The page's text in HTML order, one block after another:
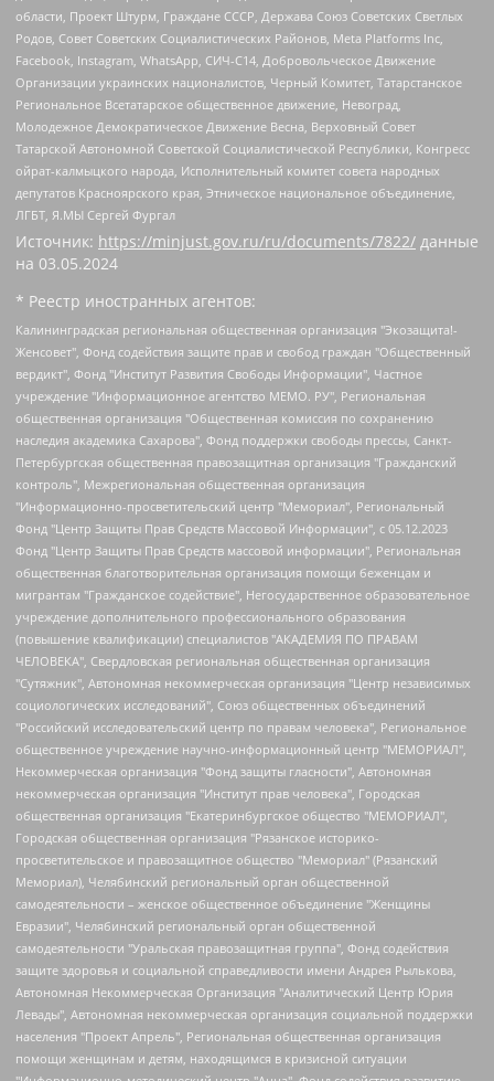
области, Проект Штурм, Граждане СССР, Держава Союз Советских Светлых
Родов, Совет Советских Социалистических Районов, Meta Platforms Inc,
Facebook, Instagram, WhatsApp, СИЧ-С14, Добровольческое Движение
Организации украинских националистов, Черный Комитет, Татарстанское
Региональное Всетатарское общественное движение, Невоград,
Молодежное Демократическое Движение Весна, Верховный Совет
Татарской Автономной Советской Социалистической Республики, Конгресс
ойрат-калмыцкого народа, Исполнительный комитет совета народных
депутатов Красноярского края, Этническое национальное объединение,
ЛГБТ, Я.МЫ Сергей Фургал
Источник: https://minjust.gov.ru/ru/documents/7822/ данные
на 03.05.2024
* Реестр иностранных агентов:
Калининградская региональная общественная организация "Экозащита!-Женсовет", Фонд содействия защите прав и свобод граждан "Общественный вердикт", Фонд "Институт Развития Свободы Информации", Частное учреждение "Информационное агентство МЕМО. РУ", Региональная общественная организация "Общественная комиссия по сохранению наследия академика Сахарова", Фонд поддержки свободы прессы, Санкт-Петербургская общественная правозащитная организация "Гражданский контроль", Межрегиональная общественная организация "Информационно-просветительский центр "Мемориал", Региональный Фонд "Центр Защиты Прав Средств Массовой Информации", с 05.12.2023 Фонд "Центр Защиты Прав Средств массовой информации", Региональная общественная благотворительная организация помощи беженцам и мигрантам "Гражданское содействие", Негосударственное образовательное учреждение дополнительного профессионального образования (повышение квалификации) специалистов "АКАДЕМИЯ ПО ПРАВАМ ЧЕЛОВЕКА", Свердловская региональная общественная организация "Сутяжник", Автономная некоммерческая организация "Центр независимых социологических исследований", Союз общественных объединений "Российский исследовательский центр по правам человека", Региональное общественное учреждение научно-информационный центр "МЕМОРИАЛ", Некоммерческая организация "Фонд защиты гласности", Автономная некоммерческая организация "Институт прав человека", Городская общественная организация "Екатеринбургское общество "МЕМОРИАЛ", Городская общественная организация "Рязанское историко-просветительское и правозащитное общество "Мемориал" (Рязанский Мемориал), Челябинский региональный орган общественной самодеятельности – женское общественное объединение "Женщины Евразии", Челябинский региональный орган общественной самодеятельности "Уральская правозащитная группа", Фонд содействия защите здоровья и социальной справедливости имени Андрея Рылькова, Автономная Некоммерческая Организация "Аналитический Центр Юрия Левады", Автономная некоммерческая организация социальной поддержки населения "Проект Апрель", Региональная общественная организация помощи женщинам и детям, находящимся в кризисной ситуации "Информационно-методический центр "Анна", Фонд содействия развитию массовых коммуникаций и правовому просвещению "Так-так-Так", Фонд содействия устойчивому развитию "Серебряная тайга", Свердловский региональный общественный фонд социальных проектов "Новое время", "Idel.Реалии", Кавказ.Реалии, Крым.Реалии, Телеканал Настоящее Время, Татаро-башкирская служба Радио Свобода (Azatliq Radiosi), Радио Свободная Европа/Радио Свобода (PCE/PC), "Сибирь.Реалии", "Фактограф", Благотворительный фонд помощи осужденным и их семьям, Автономная некоммерческая организация "Институт глобализации и социальных движений", Фонд "В защиту прав заключенных", Частное учреждение "Центр поддержки и содействия развитию средств массовой информации", Пензенский региональный общественный благотворительный фонд "Гражданский союз", "Север.Реалии", Некоммерческая организация Фонд "Правовая инициатива", Общество с ограниченной ответственностью "Радио Свободная Европа/Радио Свобода", Чешское информационное агентство "MEDIUM-ORIENT", Красноярская региональная общественная организация "Мы против СПИДа", Камалягин Денис Николаевич, Маркелов Сергей Евгеньевич, Пономарев Лев Александрович, Савицкая Людмила Алексеевна, Автономная некоммерческая организация "Центр по работе с проблемой насилия "НАСИЛИЮ.НЕТ", Межрегиональный профессиональный союз работников здравоохранения "Альянс врачей", Юридическое лицо, зарегистрированное в Латвийской Республике, SIA "Medusa Project" (регистрационный номер 40103797863, дата регистрации 10.06.2014), Некоммерческая организация "Фонд по борьбе с коррупцией", Автономная некоммерческая организация "Институт права и публичной политики", Баданин Роман Сергеевич, Гликин Максим Александрович, Железнова Мария Михайловна, Лукьянова Юлия Сергеевна, Маетная Елизавета Витальевна, Маняхин Петр Борисович, Чуракова Ольга Владимировна, Ярош Юлия Петровна, Юридическое лицо "The Insider SIA", зарегистрированное в Риге, Латвийская Республика (дата регистрации 26.06.2015), являющееся администратором доменного имени интернет-издания "The Insider SIA", https://theins.ru, Постернак Алексей Евгеньевич, Рубин Михаил Аркадьевич, Анин Роман Александрович, Юридическое лицо Istories fonds, зарегистрированное в Латвийской Республике (регистрационный номер 50008295751, дата регистрации 24.02.2020), Великовский Дмитрий Александрович, Долинина Ирина Николаевна, Мароховская Алеся Алексеевна, Шлейнов Роман Юрьевич, Шмагун Олеся Валентиновна, Общество с ограниченной ответственностью "Альтаир 2021", Общество с ограниченной ответственностью "Вега 2021", Общество с ограниченной ответственностью "Главный редактор 2021", Общество с ограниченной ответственностью "Ромашки монолит", Важенков Артем Валерьевич, Ивановская областная общественная организация "Центр гендерных исследований", Гурман Юрий Альбертович, Медиапроект "ОВД-Инфо", Егоров Владимир Владимирович, Жилинский Владимир Александрович, Общество с ограниченной ответственностью "ЗП", Иванова София Юрьевна, Карезина Инна Павловна, Кильтау Екатерина Викторовна, Петров Алексей Викторович, Пискунов Сергей Евгеньевич, Смирнов Сергей Сергеевич, Тихонов Михаил Сергеевич, Общество с ограниченной ответственностью "ЖУРНАЛИСТ-ИНОСТРАННЫЙ АГЕНТ", Арапова Галина Юрьевна, Вольтская Татьяна Анатольевна, Американская компания "Mason G.E.S. Anonymous Foundation" (США), являющаяся владельцем интернет-издания https://mnews.world/, Компания "Stichting Bellingcat", зарегистрированная в Нидерландах (дата регистрации 11.07.2018), Захаров Андрей Вячеславович, Клепиковская Екатерина Дмитриевна, Общество с ограниченной ответственностью "МЕМО", Перл Роман Александрович, Симонов Евгений Алексеевич, Соловьева Елена Анатольевна, Сотников Даниил Владимирович, Сурначева Елизавета Дмитриевна, Автономная некоммерческая организация по защите прав человека и информированию населения "Якутия – Наше Мнение", Общество с ограниченной ответственностью "Москоу диджитал медиа", с 26.01.2023 Общество с ограниченной ответственностью "Чайка Белые сады", Ветошкина Валерия Валерьевна, Заговора Максим Александрович, Межрегиональное общественное движение "Российская ЛГБТ - сеть", Оленичев Максим Владимирович, Павлов Иван Юрьевич, Скворцова Елена Сергеевна, Общество с ограниченной ответственностью "Как бы инагент", Кочетков Игорь Викторович, Общество с ограниченной ответственностью "Честные выборы", Еланчик Олег Александрович, Общество с ограниченной ответственностью "Нобелевский призыв", Гималова Регина Эмилевна, Григорьев Андрей Валерьевич, Григорьева Алина Александровна, Ассоциация по содействию защите прав призывников, альтернативнослужащих и военнослужащих "Правозащитная группа "Гражданин.Армия.Право", Хисамова Регина Фаритовна, Автономная некоммерческая организация по реализации социально-правовых программ "Лилит", Дальневосточное общественное движение "Маяк", Санкт-Петербургская ЛГБТ-инициативная группа "Выход", Инициативная группа ЛГБТ+ "Реверс", Алексеев Андрей Викторович, Бекбулатова Таисия Львовна, Беляев Иван Михайлович, Владыкина Елена Сергеевна, Гельман Марат Александрович, Никульшина Вероника Юрьевна, Толоконникова Надежда Андреевна, Шендерович Виктор Анатольевич, Общество с ограниченной ответственностью "Данное сообщение", Общество с ограниченной ответственностью Издательский дом "Новая глава", Айнбиндер Александра Александровна, Московский комьюнити-центр для ЛГБТ+инициатив, Благотворительный фонд развития филантропии, Deutsche Welle (Германия, Kurt-Schumacher-Strasse 3, 53113 Bonn), Борзунова Мария Михайловна, Воробьев Виктор Викторович, Голубева Анна Львовна, Константинова Алла Михайловна, Малкова Ирина Владимировна, Мурадов Мурад Абдулгалимович, Осетинская Елизавета Николаевна, Понасенков Евгений Николаевич, Ганапольский Матвей Юрьевич, Киселев Евгений Алексеевич, Борухович Ирина Григорьевна, Дремин Иван Тимофеевич, Дубровский Дмитрий Викторович, Красноярская региональная общественная организация поддержки и развития альтернативных образовательных технологий и межкультурных коммуникаций "ИНТЕРРА", Маяковская Екатерина Алексеевна, Фейгин Марк Захарович, Филимонов Андрей Викторович, Дзугкоева Регина Николаевна, Доброхотов Роман Александрович, Дудь Юрий Александрович, Елкин Сергей Владимирович, Кругликов Кирилл Игоревич, Сабунаева Мария Леонидовна, Семенов Алексей Владимирович, Шаинян Карен Багратович, Шульман Екатерина Михайловна, Асафьев Артур Валерьевич, Вахштайн Виктор Семенович, Венедиктов Алексей Алексеевич, Лушникова Екатерина Евгеньевна, Волков Леонид Михайлович, Невзоров Александр Глебович, Пархоменко Сергей Борисович, Сироткин Ярослав Николаевич, Кара-Мурза Владимир Владимирович, Баранова Наталья Владимировна, Гозман Леонид Яковлевич, Кагарлицкий Борис Юльевич, Климарев Михаил Валерьевич, Милов Владимир Станиславович, Автономная некоммерческая организация Краснодарский центр современного искусства "Типография", Моргенштерн Алишер Тагирович, Соболь Любовь Эдуардовна, Общество с ограниченной ответственностью "ЛИЗА НОРМ", Каспаров Гарри Кимович, Ходорковский Михаил Борисович, Общество с ограниченной ответственностью "Апрельские тезисы", Данилович Ирина Брониславовна, Кашин Олег Владимирович, Петров Николай Владимирович, Пивоваров Алексей Владимирович, Соколов Михаил Владимирович, Цветкова Юлия Владимировна, Чичваркин Евгений Александрович, Комитет против пыток/Команда против пыток, Общество с ограниченной ответственностью "Первый научный", Общество с ограниченной ответственностью "Вертолет и ко", Белоцерковская Вероника Борисовна, Кац Максим Евгеньевич, Лазарева Татьяна Юрьевна, Шаведдинов Руслан Табризович, Яшин Илья Валерьевич, Общество с ограниченной ответственностью "Иноагент ААВ", Алешковский Дмитрий Петрович, Альбац Евгения Марковна, Быков Дмитрий Львович, Галямина Юлия Евгеньевна, Лойко Сергей Леонидович, Мартынов Кирилл Константинович, Медведев Сергей Александрович, Крашенинников Федор Геннадиевич, Гордеева Катерина Вл